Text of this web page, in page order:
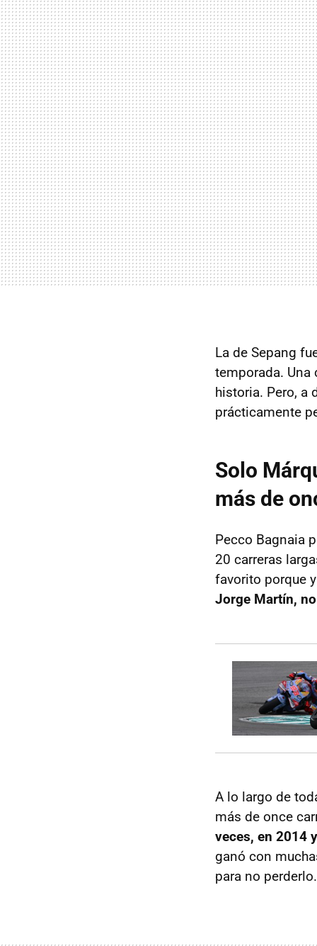
La de Sepang
temporada. Una
historia. Pero, a
prácticamente
Solo
más de
Pecco Bagnaia
20 carreras
favorito porque
Jorge Martín,
A lo largo de
más de once
veces, en 2014
ganó con
para no perderlo.